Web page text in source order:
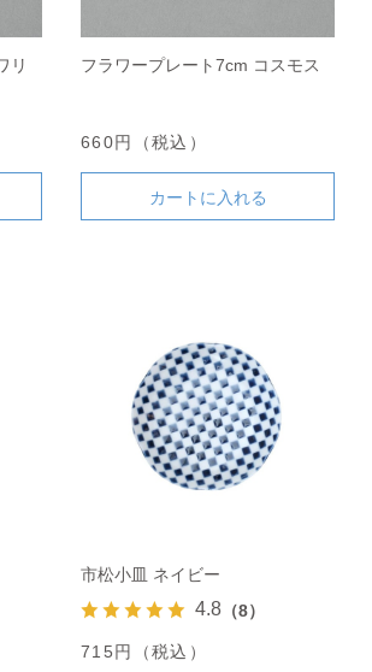
リ フラワープレート7cm コスモス
660円（税込）
カートに入れる
市松小皿 ネイビー
4.8 （8）
715円（税込）